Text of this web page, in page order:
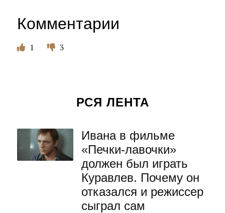
Комментарии
1 3
РСЯ ЛЕНТА
Ивана в фильме
«Печки-лавочки»
должен был играть
Куравлев. Почему он
отказался и режиссер
сыграл сам